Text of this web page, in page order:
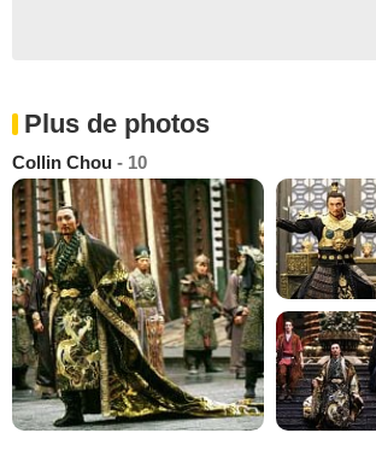
Plus de photos
Collin Chou - 10